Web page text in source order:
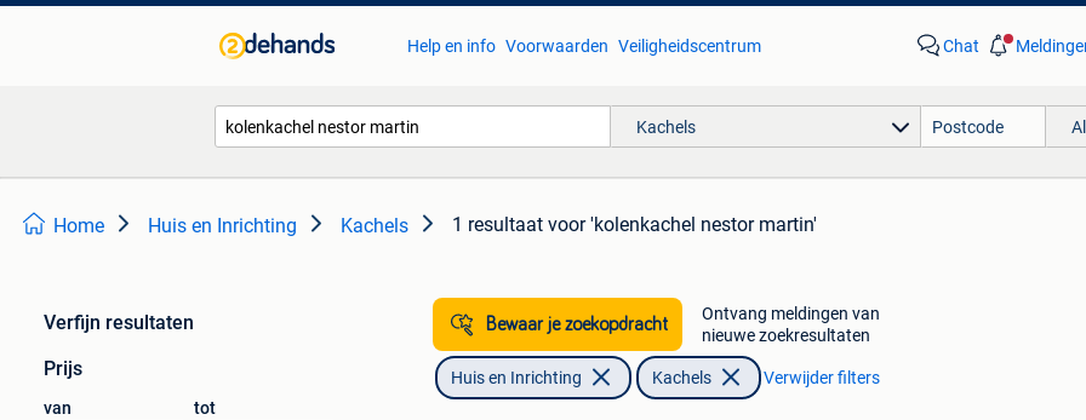
Help en info Voorwaarden Veiligheidscentrum Chat
Kachels
Home Huis en Inrichting Kachels 1 resultaat voor 'kolenkachel nestor martin'
Verfijn resultaten
Prijs
van tot
Bewaar je zoekopdracht
Ontvang meldingen van
nieuwe zoekresultaten
Huis en Inrichting Kachels Verwijder filters